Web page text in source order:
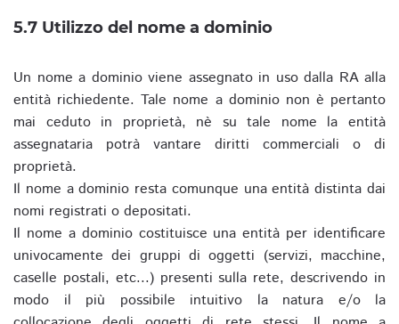
5.7 Utilizzo del nome a dominio
Un nome a dominio viene assegnato in uso dalla RA alla
entità richiedente. Tale nome a dominio non è pertanto
mai ceduto in proprietà, nè su tale nome la entità
assegnataria potrà vantare diritti commerciali o di
proprietà.
Il nome a dominio resta comunque una entità distinta dai
nomi registrati o depositati.
Il nome a dominio costituisce una entità per identificare
univocamente dei gruppi di oggetti (servizi, macchine,
caselle postali, etc...) presenti sulla rete, descrivendo in
modo il più possibile intuitivo la natura e/o la